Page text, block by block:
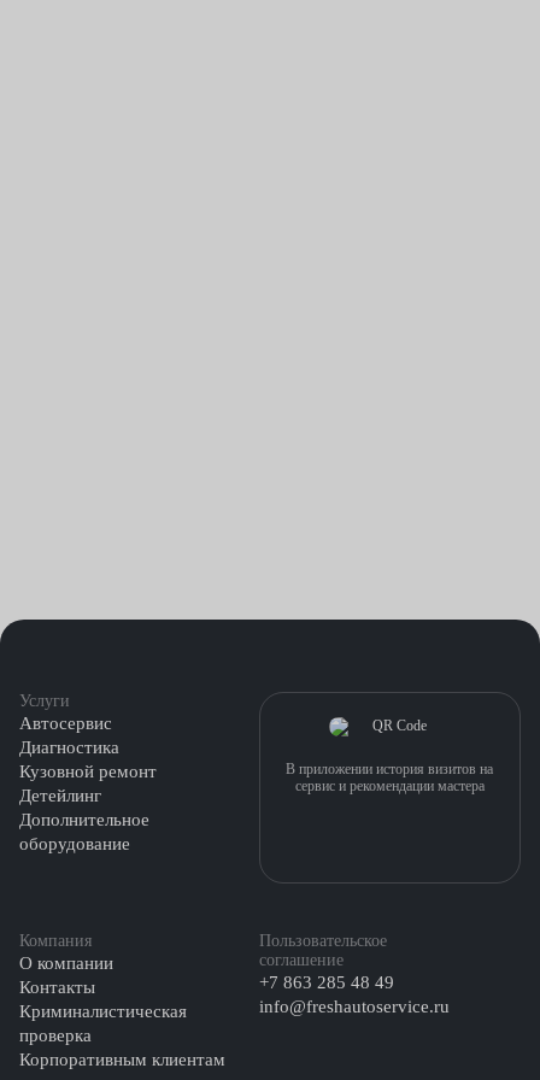
Услуги
Автосервис
Диагностика
Кузовной ремонт
Детейлинг
Дополнительное
оборудование
Компания
О компании
Контакты
Криминалистическая
проверка
Корпоративным клиентам
Пользовательское
соглашение
+7 863 285 48 49
info@freshautoservice.ru
В приложении история визитов на
сервис и рекомендации мастера